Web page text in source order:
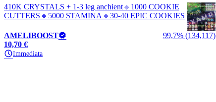
410K CRYSTALS + 1-3 leg anchient🔸1000 COOKIE
CUTTERS🔸5000 STAMINA🔸30-40 EPIC COOKIES
AMELIBOOST
99,7% (134,117)
10,70 €
Immediata